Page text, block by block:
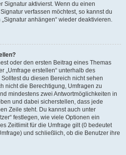
Signatur aktivierst. Wenn du einen
verfassen möchtest, so kannst du
anhängen“ wieder deaktivieren.
oder den ersten Beitrag eines Themas
„Umfrage erstellen“ unterhalb des
du diesen Bereich nicht sehen
nicht die Berechtigung, Umfragen zu
mindestens zwei Antwortmöglichkeiten in
und dabei sicherstellen, dass jede
Zeile steht. Du kannst auch unter
festlegen, wie viele Optionen ein
Zeitlimit für die Umfrage gilt (0 bedeutet
und schließlich, ob die Benutzer ihre